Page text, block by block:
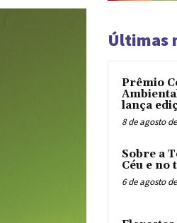
Últimas
Prêmio
lança
8 de agosto
Sobre a
Céu e
6 de agosto